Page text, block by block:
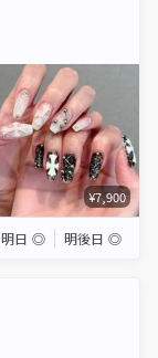
¥7,900
明日 ◎ 明後日 ◎